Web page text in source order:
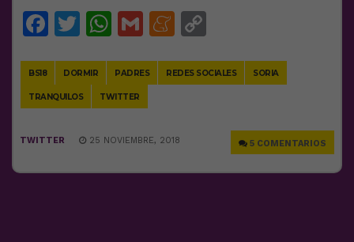
Facebook
Twitter
WhatsApp
GmailMeneame
BS18 DORMIR PADRES REDES SOCIALES SORIA
TRANQUILOS TWITTER
5 COMENTARIOS
TWITTER 25 NOVIEMBRE, 2018